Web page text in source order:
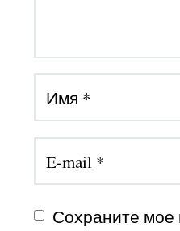
Сохраните мое